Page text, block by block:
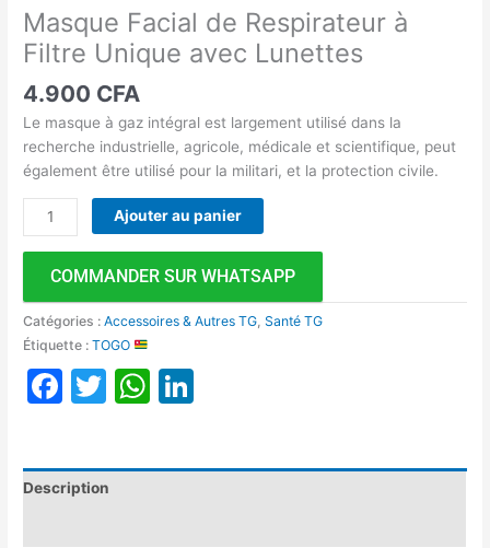
Masque Facial de Respirateur à
Filtre Unique avec Lunettes
4.900 CFA
Le masque à gaz intégral est largement utilisé dans la
recherche industrielle, agricole, médicale et scientifique, peut
également être utilisé pour la militari, et la protection civile.
Ajouter au panier
COMMANDER SUR WHATSAPP
Catégories :Accessoires & Autres TG ,Santé TG
Étiquette :TOGO
Facebook
TwitterWhatsApp
Description